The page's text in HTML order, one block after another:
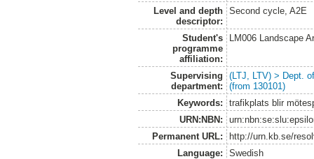
Level and depth
descriptor:
Second cycle, A2E
Student's
programme
affiliation:
LM006 Landscape
Supervising
department:
(LTJ, LTV) > Dept.
(from 130101)
Keywords:
trafikplats blir
URN:NBN:
Permanent URL:
http://urn.kb.se/
Language:
Swedish